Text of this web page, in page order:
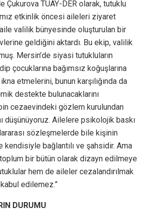
Çukurova TUAY-DER olarak, tutuklu
etkinlik öncesi aileleri ziyaret
valilik bünyesinde oluşturulan bir
geldiğini aktardı. Bu ekip, valilik
Mersin’de siyasi tutukluların
çocuklarına bağımsız koğuşlarına
etmelerini, bunun karşılığında da
destekte bulunacaklarını
cezaevindeki gözlem kurulundan
düşünüyoruz. Ailelere psikolojik baskı
sözleşmelerde bile kişinin
kendisiyle bağlantılı ve şahsidir. Ama
bir bütün olarak dizayn edilmeye
hem de aileler cezalandırılmak
edilemez.”
DURUMU